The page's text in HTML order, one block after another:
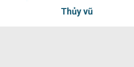
Thủy vũ